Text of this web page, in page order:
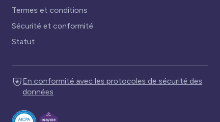
Termes et conditions
Sécurité et conformité
Statut
En conformité avec les protocoles de sécurité des
données